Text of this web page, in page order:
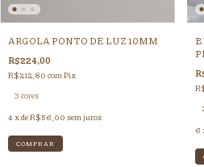
ARGOLA PONTO DE LUZ 10MM
R$224,00
R$212,80 com Pix
3 cores
4 x deR$56,00 sem juros
COMPRAR
6